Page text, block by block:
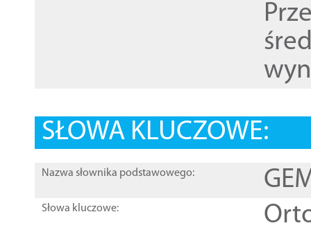
SŁOWA KLUCZOWE:
Nazwa słownika podstawowego:
Słowa kluczowe: